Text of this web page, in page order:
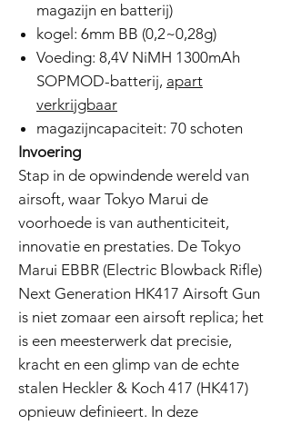
magazijn en batterij)
kogel: 6mm BB (0,2~0,28g)
Voeding: 8,4V NiMH 1300mAh
SOPMOD-batterij, apart
verkrijgbaar
magazijncapaciteit: 70 schoten
Invoering
Stap in de opwindende wereld van
airsoft, waar Tokyo Marui de
voorhoede is van authenticiteit,
innovatie en prestaties. De Tokyo
Marui EBBR (Electric Blowback Rifle)
Next Generation HK417 Airsoft Gun
is niet zomaar een airsoft replica; het
is een meesterwerk dat precisie,
kracht en een glimp van de echte
stalen Heckler & Koch 417 (HK417)
opnieuw definieert. In deze